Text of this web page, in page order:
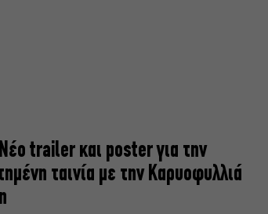
trailer και poster για την
ταινία με την Καρυοφυλλιά